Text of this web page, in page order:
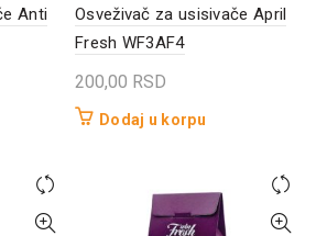
Anti
Osveživač za usisivače April
Fresh WF3AF4
200,00 RSD
Dodaj u korpu